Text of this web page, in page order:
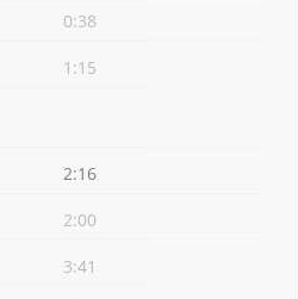
0:38
1:15
2:16
2:00
3:41